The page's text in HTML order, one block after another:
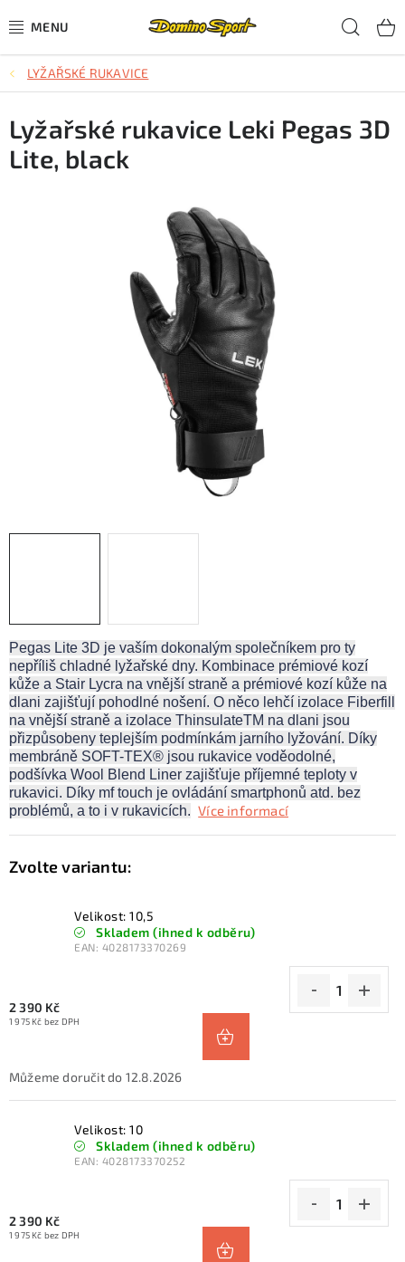
na
CYKLISTIKA
SJEZDOVÉ LYŽOVÁNÍ
SKIALPOVÉ LYŽOVÁNÍ
CYKLO Servis
LYŽAŘSKÉ RUKAVICE
Pegas Lite 3D je vaším dokonalým společníkem pro ty
nepříliš chladné lyžařské dny. Kombinace prémiové kozí
kůže a Stair Lycra na vnější straně a prémiové kozí kůže na
dlani zajišťují pohodlné nošení. O něco lehčí izolace Fiberfill
na vnější straně a izolace ThinsulateTM na dlani jsou
přizpůsobeny teplejším podmínkám jarního lyžování. Díky
membráně SOFT-TEX® jsou rukavice voděodolné,
podšívka Wool Blend Liner zajišťuje příjemné teploty v
rukavici. Díky mf touch je ovládání smartphonů atd. bez
problémů, a to i v rukavicích. Více informací
Velikost: 10,5
Skladem (ihned k odběru)
EAN: 4028173370269
2 390 Kč
1 975 Kč bez DPH
12.8.2026
Velikost: 10
Skladem (ihned k odběru)
EAN: 4028173370252
2 390 Kč
1 975 Kč bez DPH
Lyžařské rukavice Leki Pegas 3D
Lite, black